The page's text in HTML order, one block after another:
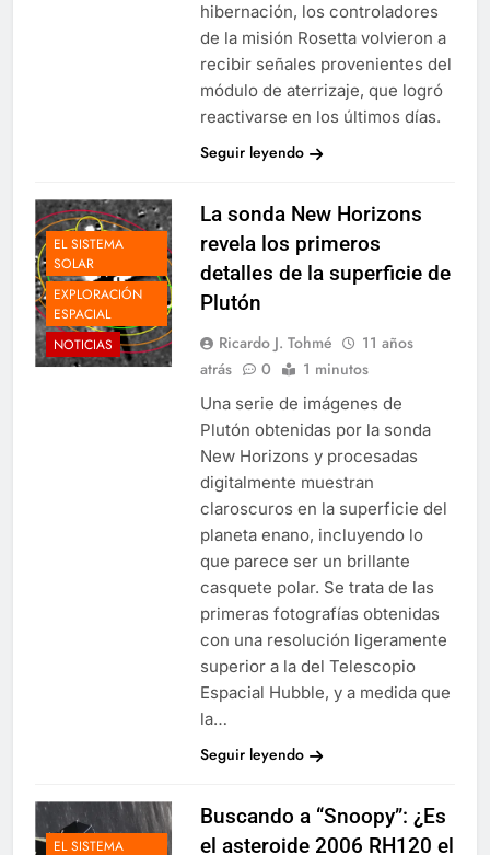
hibernación, los controladores
de la misión Rosetta volvieron a
recibir señales provenientes del
módulo de aterrizaje, que logró
reactivarse en los últimos días.
Seguir leyendo
EL SISTEMA
SOLAR
EXPLORACIÓN
ESPACIAL
NOTICIAS
La sonda New Horizons
revela los primeros
detalles de la superficie de
Plutón
Ricardo J. Tohmé
11 años
atrás
0 1 minutos
Una serie de imágenes de
Plutón obtenidas por la sonda
New Horizons y procesadas
digitalmente muestran
claroscuros en la superficie del
planeta enano, incluyendo lo
que parece ser un brillante
casquete polar. Se trata de las
primeras fotografías obtenidas
con una resolución ligeramente
superior a la del Telescopio
Espacial Hubble, y a medida que
la…
Seguir leyendo
EL SISTEMA
Buscando a “Snoopy”: ¿Es
el asteroide 2006 RH120 el